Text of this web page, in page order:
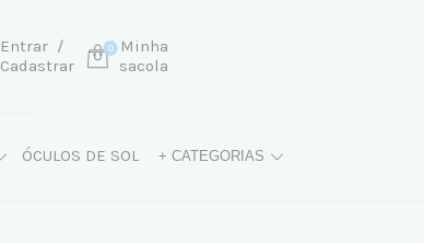
Entrar /
Cadastrar
Minha
sacola
0
ÓCULOS DE SOL + CATEGORIAS